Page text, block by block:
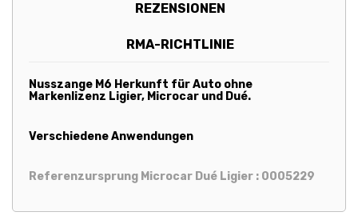
REZENSIONEN
RMA-RICHTLINIE
Nusszange M6 Herkunft für Auto ohne
Markenlizenz Ligier, Microcar und Dué.
Verschiedene Anwendungen
Referenzursprung Microcar Dué Ligier : 0005229